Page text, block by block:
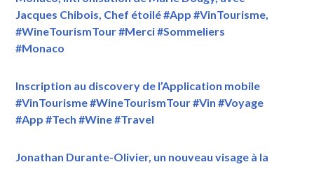
Jacques Chibois, Chef étoilé #App #VinTourisme,
#WineTourismTour #Merci #Sommeliers
#Monaco
Inscription au discovery de l’Application mobile
#VinTourisme #WineTourismTour #Vin #Voyage
#App #Tech #Wine #Travel
Jonathan Durante-Olivier, un nouveau visage à la